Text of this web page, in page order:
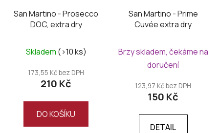
San Martino - Prosecco
DOC, extra dry
Skladem (>10 ks)
173,55 Kč bez DPH
210 Kč
DO KOŠÍKU
San Martino - Prime
Cuvée extra dry
Brzy skladem, čekáme na
doručení
123,97 Kč bez DPH
150 Kč
DETAIL